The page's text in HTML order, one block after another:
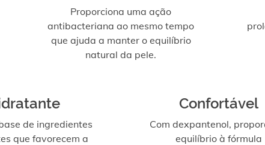
Proporciona uma ação
antibacteriana ao mesmo tempo
que ajuda a manter o equilíbrio
natural da pele.
de ingredientes
que favorecem a
Confortável
Com dexpantenol,
equilíbrio à fórmula